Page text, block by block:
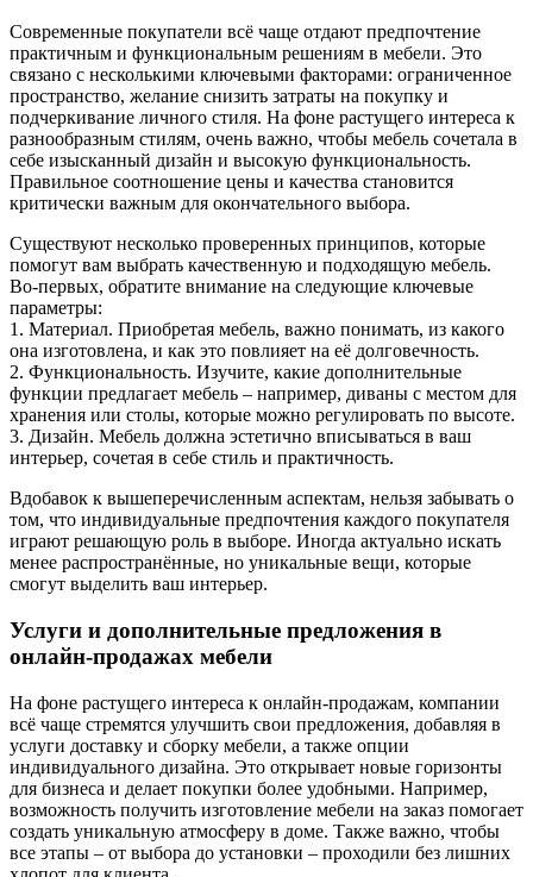
Современные покупатели всё чаще отдают предпочтение
практичным и функциональным решениям в мебели. Это
связано с несколькими ключевыми факторами: ограниченное
пространство, желание снизить затраты на покупку и
подчеркивание личного стиля. На фоне растущего интереса к
разнообразным стилям, очень важно, чтобы мебель сочетала в
себе изысканный дизайн и высокую функциональность.
Правильное соотношение цены и качества становится
критически важным для окончательного выбора.
Существуют несколько проверенных принципов, которые
помогут вам выбрать качественную и подходящую мебель.
Во-первых, обратите внимание на следующие ключевые
параметры:
1. Материал. Приобретая мебель, важно понимать, из какого
она изготовлена, и как это повлияет на её долговечность.
2. Функциональность. Изучите, какие дополнительные
функции предлагает мебель – например, диваны с местом для
хранения или столы, которые можно регулировать по высоте.
3. Дизайн. Мебель должна эстетично вписываться в ваш
интерьер, сочетая в себе стиль и практичность.
Вдобавок к вышеперечисленным аспектам, нельзя забывать о
том, что индивидуальные предпочтения каждого покупателя
играют решающую роль в выборе. Иногда актуально искать
менее распространённые, но уникальные вещи, которые
смогут выделить ваш интерьер.
Услуги и дополнительные предложения в
онлайн-продажах мебели
На фоне растущего интереса к онлайн-продажам, компании
всё чаще стремятся улучшить свои предложения, добавляя в
услуги доставку и сборку мебели, а также опции
индивидуального дизайна. Это открывает новые горизонты
для бизнеса и делает покупки более удобными. Например,
возможность получить изготовление мебели на заказ помогает
создать уникальную атмосферу в доме. Также важно, чтобы
все этапы – от выбора до установки – проходили без лишних